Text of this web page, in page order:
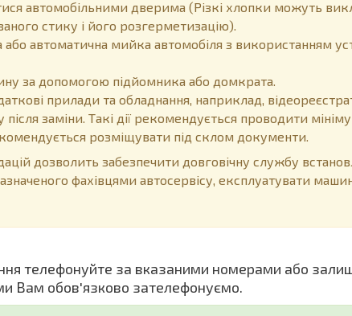
автомобільними дверима (Різкі хлопки можуть
стику і його розгерметизацію).
автоматична мийка автомобіля з використанням
за допомогою підйомника або домкрата.
прилади та обладнання, наприклад,
після заміни. Такі дії рекомендується проводити
розміщувати під склом документи.
дозволить забезпечити довговічну службу
фахівцями автосервісу, експлуатувати
телефонуйте за вказаними номерами або
Вам обов'язково зателефонуємо.